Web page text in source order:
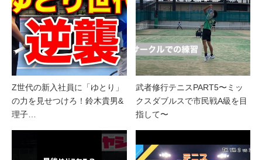
Z世代の新入社員に「ゆとり」
の力を見せつけろ！鈴木貴男&
理子…
武者修行テニスPART5〜ミッ
クスダブルスで市民戦A級を目
指して〜